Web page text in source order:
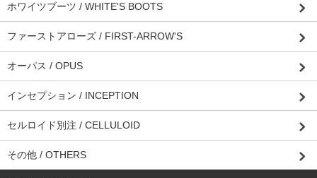
ホワイツブーツ / WHITE'S BOOTS
ファーストアローズ / FIRST-ARROW'S
オーパス / OPUS
インセプション / INCEPTION
セルロイド別注 / CELLULOID
その他 / OTHERS